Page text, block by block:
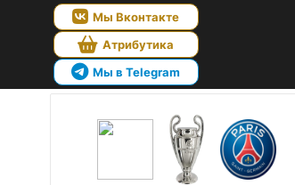
Мы Вконтакте
Атрибутика
Мы в Telegram